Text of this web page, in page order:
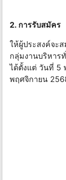
2. การรับสมัคร
ให้ผู้ประสงค์จะ
กลุ่มงานบริหาร
ได้ตั้งแต่ วันที่ 5
พฤศจิกายน